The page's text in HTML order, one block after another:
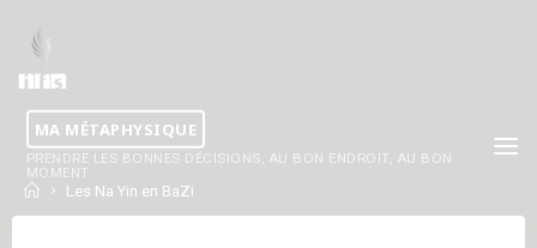
content
MA MÉTAPHYSIQUE
PRENDRE LES BONNES DÉCISIONS, AU BON ENDROIT, AU BON
MOMENT
HomeLes Na Yin en BaZi